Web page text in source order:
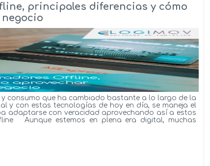
principales diferencias y cómo
consumo que ha cambiado bastante a lo largo de la
y con estas tecnologías de hoy en día, se maneja el
adaptarse con veracidad aprovechando así a estos
Aunque estemos en plena era digital, muchas